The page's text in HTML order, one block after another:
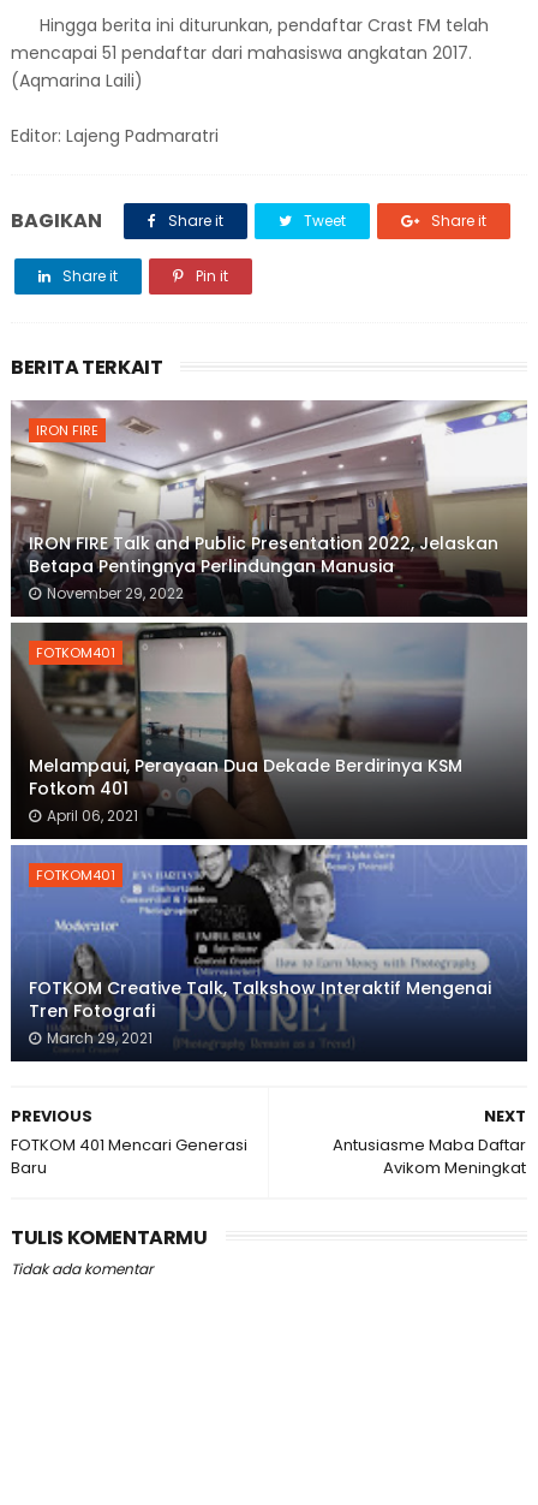
Hingga berita ini diturunkan, pendaftar Crast FM telah
mencapai 51 pendaftar dari mahasiswa angkatan 2017.
(Aqmarina Laili)
Editor: Lajeng Padmaratri
BAGIKAN Share it Tweet Share it
Share it Pin it
BERITA TERKAIT
IRON FIRE
IRON FIRE Talk and Public Presentation 2022, Jelaskan
Betapa Pentingnya Perlindungan Manusia
November 29, 2022
FOTKOM401
Melampaui, Perayaan Dua Dekade Berdirinya KSM
Fotkom 401
April 06, 2021
FOTKOM401
FOTKOM Creative Talk, Talkshow Interaktif Mengenai
Tren Fotografi
March 29, 2021
NEXT
Antusiasme Maba Daftar
Avikom Meningkat
PREVIOUS
FOTKOM 401 Mencari Generasi
Baru
TULIS KOMENTARMU
Tidak ada komentar